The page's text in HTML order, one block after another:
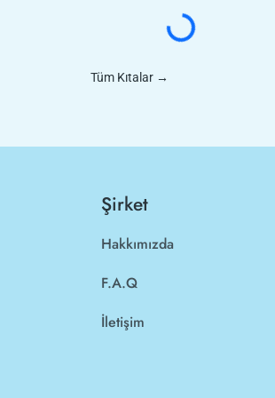
Tüm Kıtalar →
Şirket
Hakkımızda
F.A.Q
İletişim